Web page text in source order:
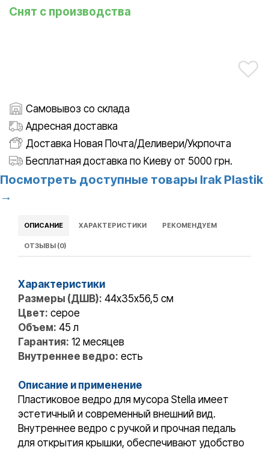
Снят с производства
Самовывоз со склада
Адресная доставка
Доставка Новая Почта/Деливери/Укрпочта
Бесплатная доставка по Киеву от 5000 грн.
Посмотреть доступные товары Irak Plastik
→
ОПИСАНИЕ ХАРАКТЕРИСТИКИ РЕКОМЕНДУЕМ
ОТЗЫВЫ (0)
Характеристики
Размеры (ДШВ): 44х35x56,5 см
Цвет: серое
Объем: 45 л
Гарантия: 12 месяцев
Внутреннее ведро: есть
Описание и применение
Пластиковое ведро для мусора Stella имеет
эстетичный и современный внешний вид.
Внутреннее ведро с ручкой и прочная педаль
для открытия крышки, обеспечивают удобство